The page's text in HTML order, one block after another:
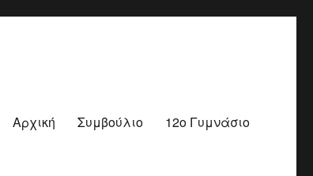
Αρχική Συμβούλιο 12ο Γυμνάσιο